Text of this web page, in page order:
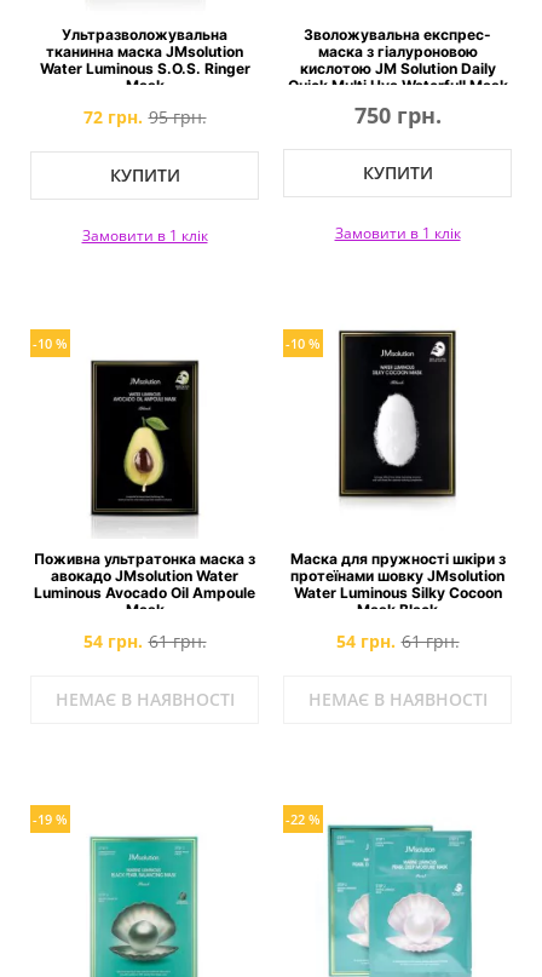
Ультразволожувальна
тканинна маска JMsolution
Water Luminous S.O.S. Ringer
Mask
72 грн. 95 грн.
КУПИТИ
Замовити в 1 клік
Зволожувальна експрес-
маска з гіалуроновою
кислотою JM Solution Daily
Quick Multi Hya Waterfull Mask
750 грн.
КУПИТИ
Замовити в 1 клік
-10 %
Поживна ультратонка маска з
авокадо JMsolution Water
Luminous Avocado Oil Ampoule
Mask
54 грн. 61 грн.
НЕМАЄ В НАЯВНОСТІ
-10 %
Маска для пружності шкіри з
протеїнами шовку JMsolution
Water Luminous Silky Cocoon
Mask Black
54 грн. 61 грн.
НЕМАЄ В НАЯВНОСТІ
-19 % -22 %